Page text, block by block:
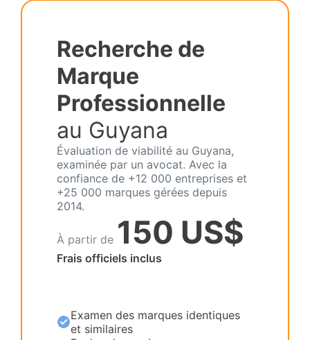
Recherche de
Marque
Professionnelle
au Guyana
Évaluation de viabilité au Guyana,
examinée par un avocat. Avec la
confiance de +12 000 entreprises et
+25 000 marques gérées depuis
2014.
À partir de 150 US$
Frais officiels inclus
Examen des marques identiques
et similaires